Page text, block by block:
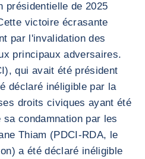
présidentielle de 2025
victoire écrasante
par l'invalidation des
principaux adversaires.
qui avait été président
déclaré inéligible par la
droits civiques ayant été
condamnation par les
Thiam (PDCI-RDA, le
a été déclaré inéligible